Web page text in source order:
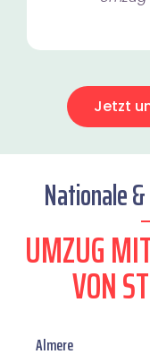
Jetzt
Nationale
UMZUG
VON
Almere